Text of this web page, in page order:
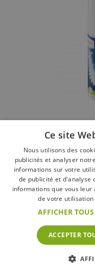
Détergent pour
+ d’infos
Ce site
Nous utilisons des
publicités et analyser
informations sur votre
de publicité et d'analyse
informations que vous
de votre
AFFICHER
ACCEPTER